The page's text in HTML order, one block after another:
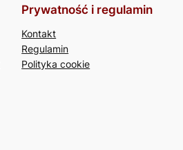
Prywatność i regulamin
Kontakt
Regulamin
Polityka cookie